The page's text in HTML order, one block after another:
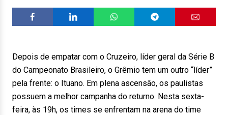
Depois de empatar com o Cruzeiro, líder geral da Série B
do Campeonato Brasileiro, o Grêmio tem um outro “líder”
pela frente: o Ituano. Em plena ascensão, os paulistas
possuem a melhor campanha do returno. Nesta sexta-
feira, às 19h, os times se enfrentam na arena do time